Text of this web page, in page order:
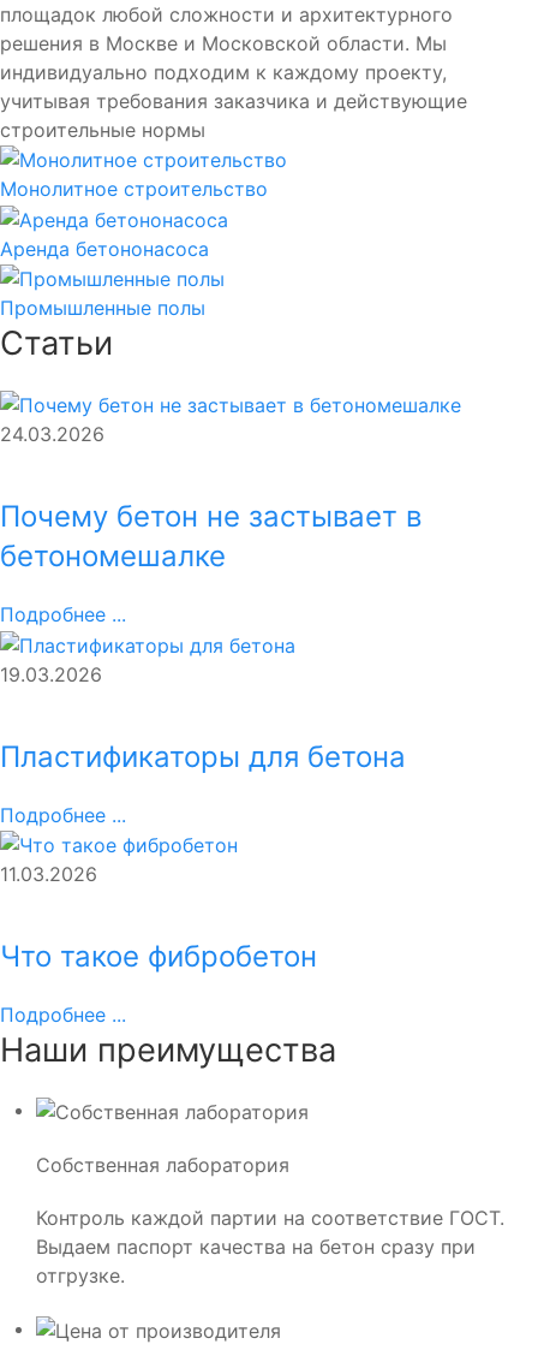
площадок любой сложности и архитектурного
решения в Москве и Московской области. Мы
индивидуально подходим к каждому проекту,
учитывая требования заказчика и действующие
строительные нормы
Монолитное строительство
Аренда бетононасоса
Промышленные полы
Статьи
24.03.2026
Почему бетон не застывает в
бетономешалке
Подробнее ...
19.03.2026
Пластификаторы для бетона
Подробнее ...
11.03.2026
Что такое фибробетон
Подробнее ...
Наши преимущества
Собственная лаборатория
Контроль каждой партии на соответствие ГОСТ.
Выдаем паспорт качества на бетон сразу при
отгрузке.